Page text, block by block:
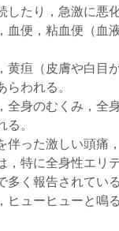
たり，急激に悪化
血便，粘血便（血
黄疸（皮膚や白目
われる。
全身のむくみ，全
る。
伴った激しい頭痛
，特に全身性エリ
く報告されている
ヒューヒューと鳴